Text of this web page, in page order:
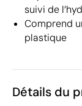
suivi de
Comprend
plastique
Détails du